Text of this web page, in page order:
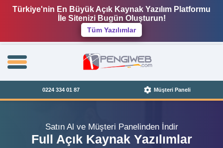
Türkiye'nin En Büyük Açık Kaynak Yazılım Platformu
İle Sitenizi Bugün Oluşturun!
Tüm Yazılımlar
0224 334 01 87 Müşteri Paneli
Satın Al ve Müşteri Panelinden İndir
Full Açık Kaynak Yazılımlar